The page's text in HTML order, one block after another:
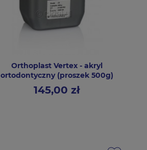
Orthoplast Vertex - akryl
ortodontyczny (proszek 500g)
Cena
145,00 zł